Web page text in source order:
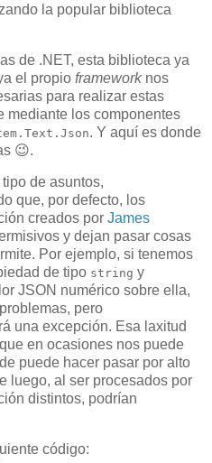
la popular biblioteca
de .NET, esta biblioteca ya
el propio frameworknos
para realizar estas
mediante los componentes
. Y aquí es donde
😉.
de asuntos,
que, por defecto, los
creados por James
y dejan pasar cosas
Por ejemplo, si tenemos
de tipo string y
JSON numérico sobre ella,
pero
una excepción. Esa laxitud
en ocasiones nos puede
puede hacer pasar por alto
luego, al ser procesados por
distintos, podrían
código: